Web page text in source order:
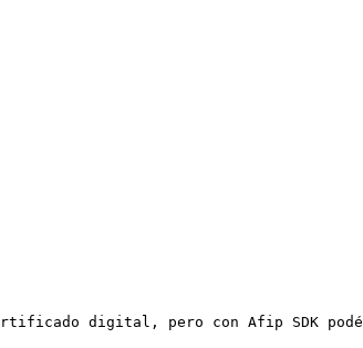
digital, pero con Afip SDK